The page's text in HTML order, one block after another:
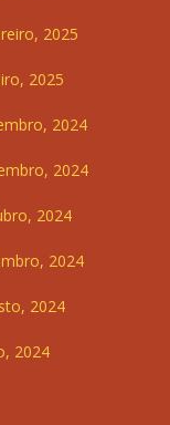
2025
2025
2024
2024
2024
2024
2024
2024